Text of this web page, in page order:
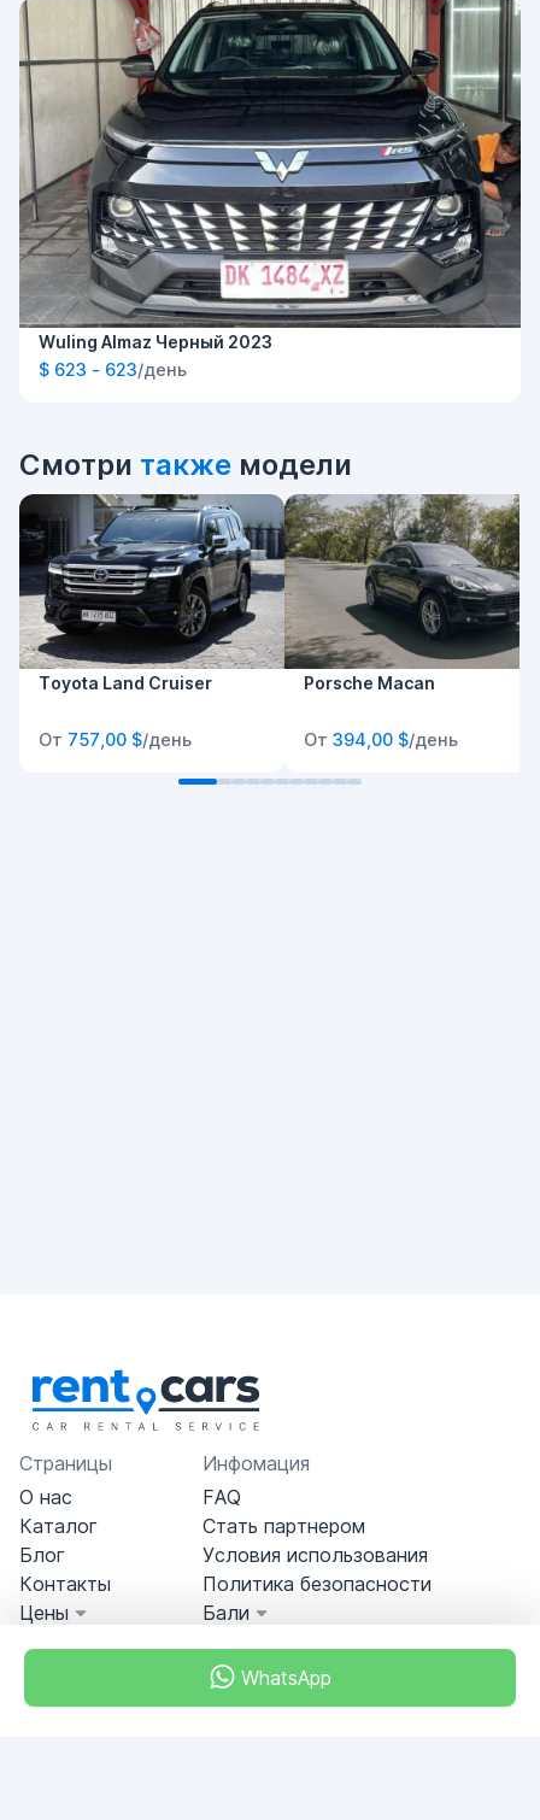
Wuling Almaz Черный 2023
$ 623 - 623/день
Смотри также модели
Toyota Land Cruiser
От 757,00 $/день
Porsche Macan
От 394,00 $/день
WhatsApp
Страницы
О нас
Каталог
Блог
Контакты
Цены
Инфомация
FAQ
Стать партнером
Условия использования
Политика безопасности
Бали